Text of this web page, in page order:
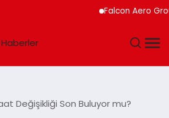
Falcon Aero Group,
Değişikliği Son Buluyor mu?